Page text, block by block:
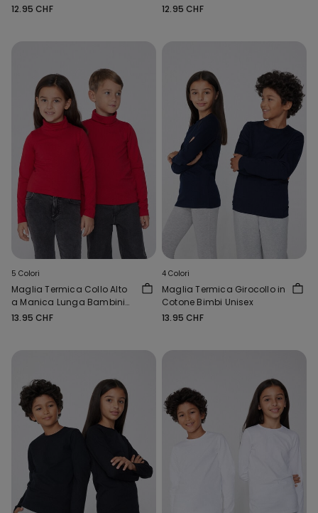
12.95 CHF
12.95 CHF
5 Colori
Maglia Termica Collo Alto
a Manica Lunga Bambini
Unisex
13.95 CHF
4 Colori
Maglia Termica Girocollo in
Cotone Bimbi Unisex
13.95 CHF